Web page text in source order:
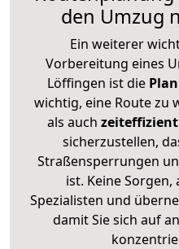
den Umzug
Ein weiterer
Vorbereitung eines
Löffingen ist die
wichtig, eine Route zu
als auch zeiteffizient
sicherzustellen,
Straßensperrungen
ist. Keine
Spezialisten und
damit Sie sich auf